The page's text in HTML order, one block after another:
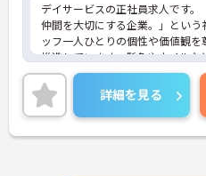
デイサービスの正社員求人です。
仲間を大切にする企業。」という
ッフ一人ひとりの個性や価値観を
推進しています。髪色やネイルな
ば原則自由となっており、自分ら
理なく働くことが可能です。日々
ワークは賞与とは別に支給される
っかり還元されるため、高いモチ
しながら業務に取り組めます。残
詳細を見る